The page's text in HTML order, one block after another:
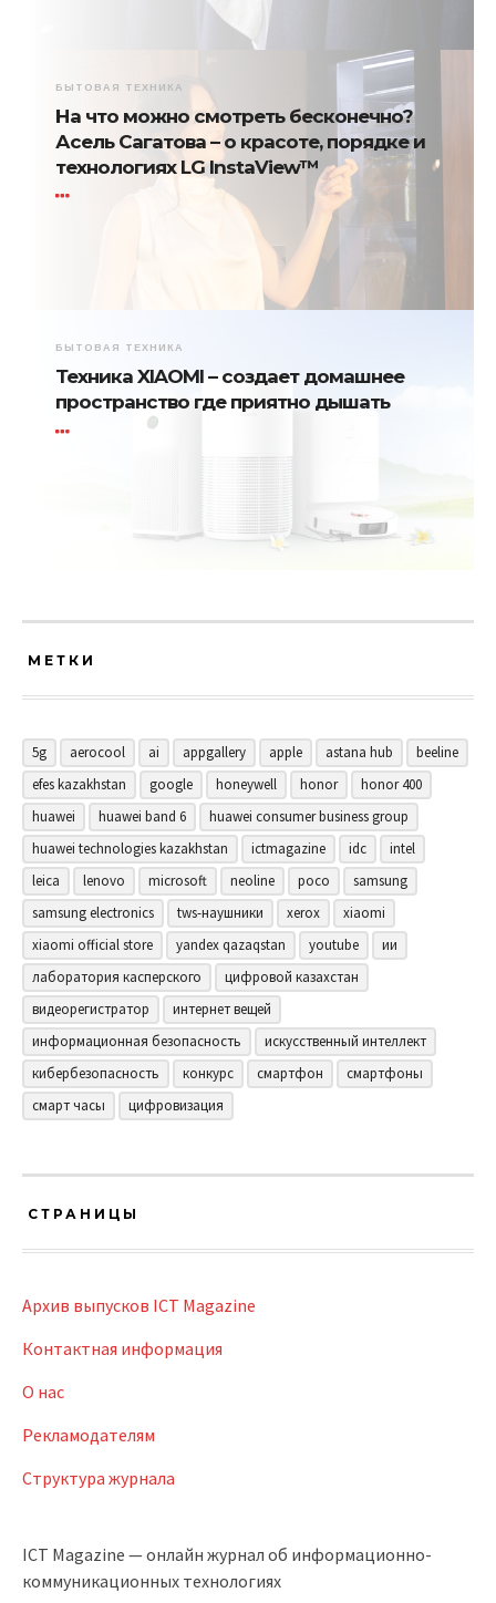
БЫТОВАЯ ТЕХНИКА
На что можно смотреть бесконечно?
Асель Сагатова – о красоте, порядке и
технологиях LG InstaView™
БЫТОВАЯ ТЕХНИКА
Техника XIAOMI – создает домашнее
пространство где приятно дышать
МЕТКИ
5g aerocool ai appgallery apple astana hub
beeline
efes kazakhstan
google honeywell honor
honor 400
huawei
huawei band 6
huawei consumer business group
huawei technologies kazakhstan
ictmagazine idc
intel
leica
lenovo microsoft neoline poco
samsung
samsung electronics
tws-наушники xerox
xiaomi
xiaomi official store
yandex qazaqstan youtube
ии
лаборатория касперского
цифровой казахстан
видеорегистратор
интернет вещей
информационная безопасность
искусственный интеллект
кибербезопасность
конкурс смартфон
смартфоны
смарт часы
цифровизация
СТРАНИЦЫ
Архив выпусков ICT Magazine
Контактная информация
О нас
Рекламодателям
Структура журнала
ICT Magazine — онлайн журнал об информационно-
коммуникационных технологиях